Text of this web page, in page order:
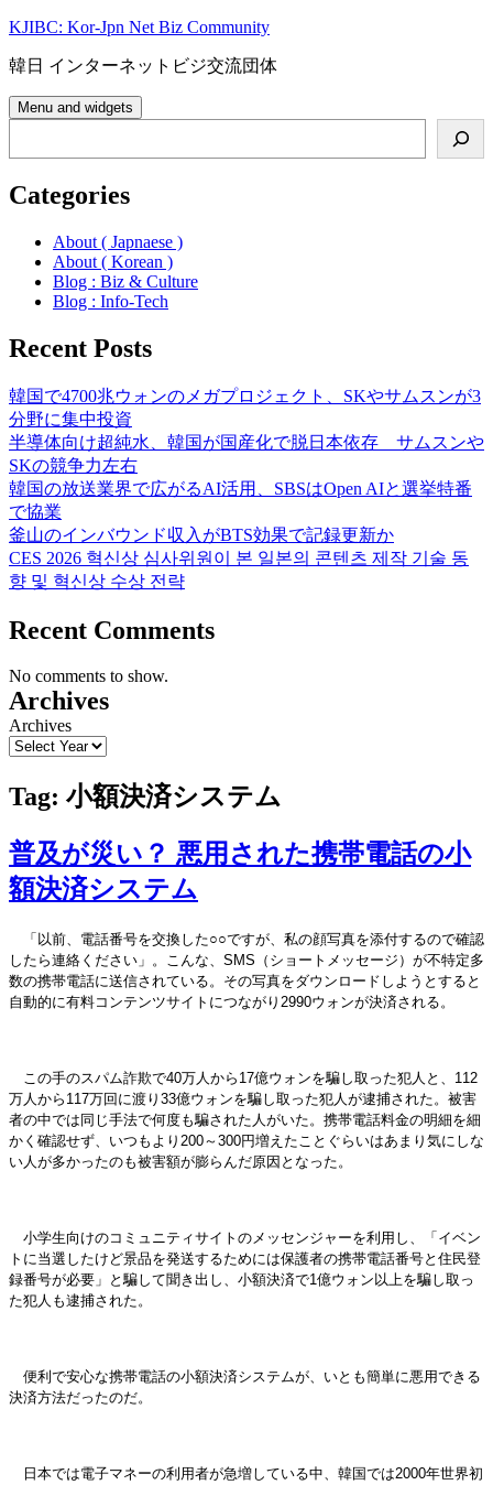
Skip
content
KJIBC: Kor-Jpn Net Biz Community
韓日 インターネットビジ交流団体
Menu and widgets
Categories
About ( Japnaese )
About ( Korean )
Blog : Biz & Culture
Blog : Info-Tech
Recent Posts
韓国で4700兆ウォンのメガプロジェクト、SKやサムスンが3
分野に集中投資
半導体向け超純水、韓国が国産化で脱日本依存 サムスンや
SKの競争力左右
韓国の放送業界で広がるAI活用、SBSはOpen AIと選挙特番
で協業
釜山のインバウンド収入がBTS効果で記録更新か
CES 2026 혁신상 심사위원이 본 일본의 콘텐츠 제작 기술 동
향 및 혁신상 수상 전략
Recent Comments
No comments to show.
Archives
Archives
Tag: 小額決済システム
普及が災い？ 悪用された携帯電話の小
額決済システム
「以前、電話番号を交換した○○ですが、私の顔写真を添付するので確認
したら連絡ください」。こんな、SMS（ショートメッセージ）が不特定多
数の携帯電話に送信されている。その写真をダウンロードしようとすると
自動的に有料コンテンツサイトにつながり2990ウォンが決済される。
この手のスパム詐欺で40万人から17億ウォンを騙し取った犯人と、112
万人から117万回に渡り33億ウォンを騙し取った犯人が逮捕された。被害
者の中では同じ手法で何度も騙された人がいた。携帯電話料金の明細を細
かく確認せず、いつもより200～300円増えたことぐらいはあまり気にしな
い人が多かったのも被害額が膨らんだ原因となった。
小学生向けのコミュニティサイトのメッセンジャーを利用し、「イベン
トに当選したけど景品を発送するためには保護者の携帯電話番号と住民登
録番号が必要」と騙して聞き出し、小額決済で1億ウォン以上を騙し取っ
た犯人も逮捕された。
便利で安心な携帯電話の小額決済システムが、いとも簡単に悪用できる
決済方法だったのだ。
日本では電子マネーの利用者が急増している中、韓国では2000年世界初